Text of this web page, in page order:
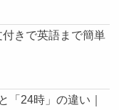
付きで英語まで簡単
「24時」の違い｜